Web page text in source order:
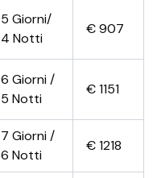
5 Giorni/
4 Notti
€907
6 Giorni /
5 Notti
€1151
7 Giorni /
6 Notti
€1218